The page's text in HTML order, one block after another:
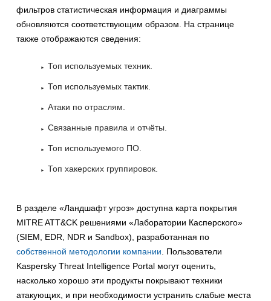
фильтров статистическая информация и диаграммы
обновляются соответствующим образом. На странице
также отображаются сведения:
Топ используемых техник.
Топ используемых тактик.
Атаки по отраслям.
Связанные правила и отчёты.
Топ используемого ПО.
Топ хакерских группировок.
В разделе «Ландшафт угроз» доступна карта покрытия
MITRE ATT&CK решениями «Лаборатории Касперского»
(SIEM, EDR, NDR и Sandbox), разработанная по
собственной методологии компании. Пользователи
Kaspersky Threat Intelligence Portal могут оценить,
насколько хорошо эти продукты покрывают техники
атакующих, и при необходимости устранить слабые места